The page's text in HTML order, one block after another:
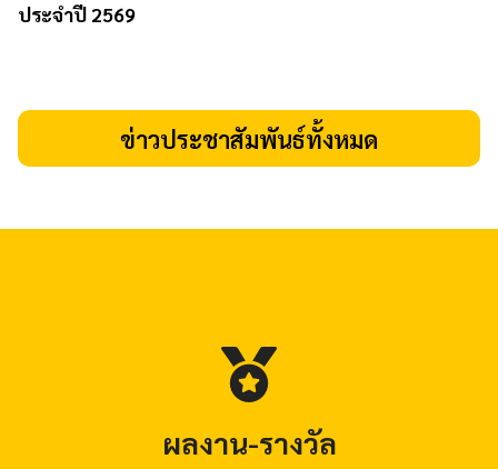
ประจำปี 2569
ข่าวประชาสัมพันธ์ทั้งหมด
ผลงาน-รางวัล